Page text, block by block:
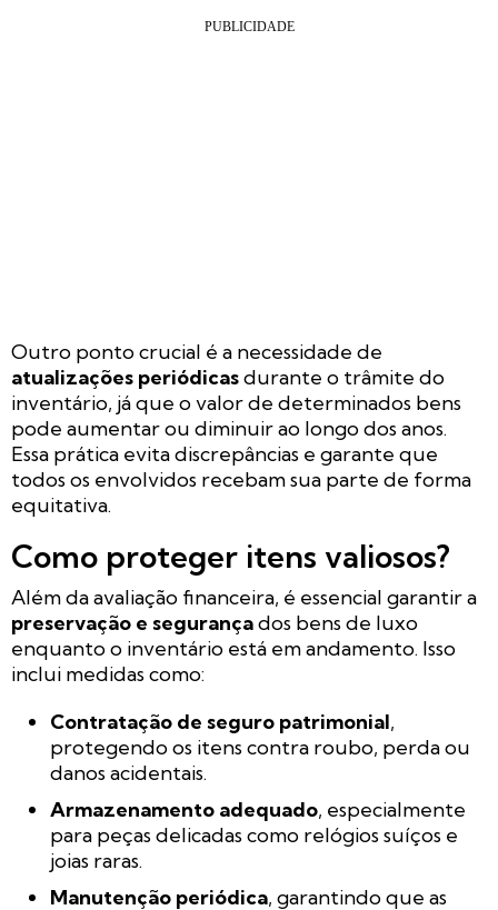
Outro ponto crucial é a necessidade de
atualizações periódicasdurante o trâmite do
inventário, já que o valor de determinados bens
pode aumentar ou diminuir ao longo dos anos.
Essa prática evita discrepâncias e garante que
todos os envolvidos recebam sua parte de forma
equitativa.
Como proteger itens valiosos?
Além da avaliação financeira, é essencial garantir a
preservação e segurançados bens de luxo
enquanto o inventário está em andamento. Isso
inclui medidas como:
Contratação de seguro patrimonial,
protegendo os itens contra roubo, perda ou
danos acidentais.
Armazenamento adequado, especialmente
para peças delicadas como relógios suíços e
joias raras.
Manutenção periódica, garantindo que as